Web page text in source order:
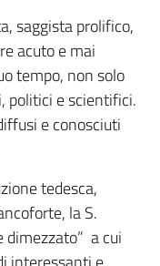
saggista prolifico,
acuto e mai
tempo, non solo
politici e scientifici.
e conosciuti
tedesca,
la S.
dimezzato” a cui